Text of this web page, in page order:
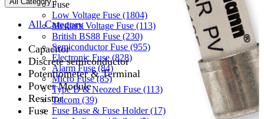
All Category
Capacitor
Discrete semiconductor
Potentiometer & Terminal
Power Module
Resistor
Fuse
Fuse
Low Voltage Fuse (1804)
Medium Voltage Fuse (113)
British BS88 Fuse (230)
Semiconductor Fuse (955)
Electronic Fuse (828)
Alarm Fuse (84)
Micro Fuse (85)
Type D & Neozed Fuse (113)
Telcom (39)
Fuse Base & Fuse Holder (17)